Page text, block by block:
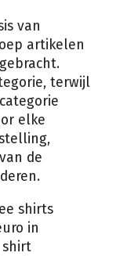
van
artikelen
terwijl
elke
de
shirts
in
shirt